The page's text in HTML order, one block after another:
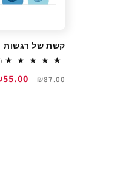
קשת של רגשות
(1)
מחיר
₪87.00
מחיר